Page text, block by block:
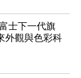
士下一代旗
外觀與色彩科